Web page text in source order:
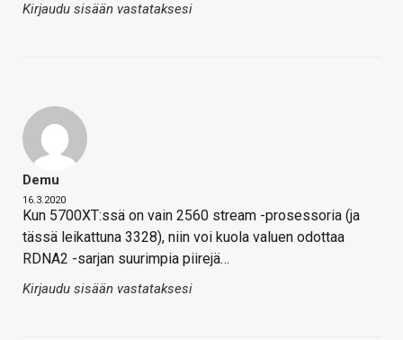
Kirjaudu sisään vastataksesi
Demu
16.3.2020
Kun 5700XT:ssä on vain 2560 stream -prosessoria (ja
tässä leikattuna 3328), niin voi kuola valuen odottaa
RDNA2 -sarjan suurimpia piirejä…
Kirjaudu sisään vastataksesi